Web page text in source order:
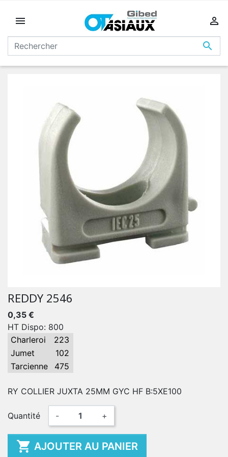



REDDY 2546
0,35 €
HT Dispo: 800
Charleroi
223
Jumet
102
Tarcienne
475
RY COLLIER JUXTA 25MM GYC HF B:5XE100
Quantité - +
 AJOUTER AU PANIER